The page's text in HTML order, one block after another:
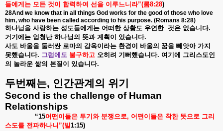
들에게는 모든 것이 합력하여 선을 이루느니라”(롬8:28)
28And we know that in all things God works for the good of those who love
him, who have been called according to his purpose. (Romans 8:28)
하나님을 사랑하는 성도들에게는 어떠한 상황도 우연한 것은 없습니다.
거기에는 엄청난 하나님의 뜻과 계획이 있습니다.
사도 바울을 둘러싼 로마의 감옥이라는 환경이 바울의 꿈을 빼앗아 가지
못했습니다. 그럼에도 불구하고 오히려 기뻐했습니다. 여기에 그리스도인
의 놀라운 쌂의 본질이 있습니다.
두번째는, 인간관계의 위기
Second is the challenge of Human
Relationships
“15어떤이들은 투기와 분쟁으로, 어떤이들은 착한 뜻으로 그리
스도를 전파하나니 ”(빌1:15)